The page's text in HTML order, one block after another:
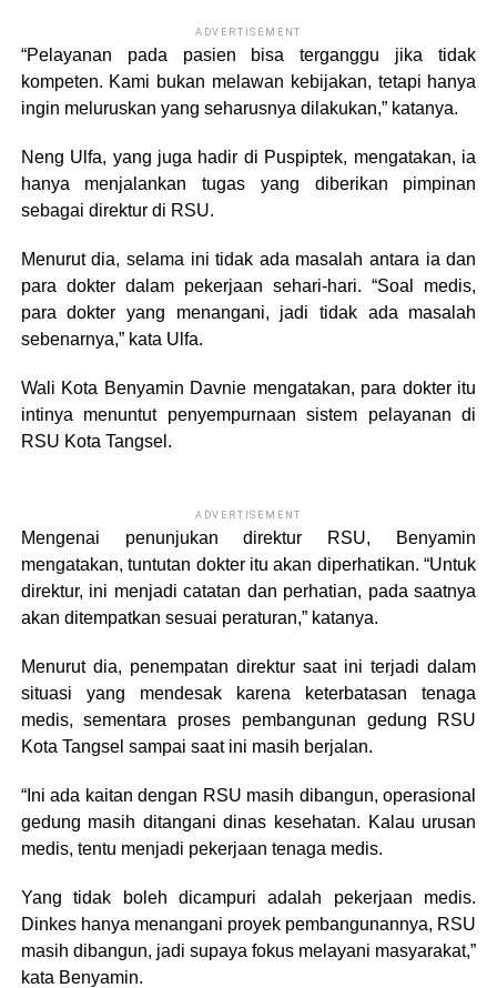
ADVERTISEMENT
“Pelayanan pada pasien bisa terganggu jika tidak
kompeten. Kami bukan melawan kebijakan, tetapi hanya
ingin meluruskan yang seharusnya dilakukan,” katanya.
Neng Ulfa, yang juga hadir di Puspiptek, mengatakan, ia
hanya menjalankan tugas yang diberikan pimpinan
sebagai direktur di RSU.
Menurut dia, selama ini tidak ada masalah antara ia dan
para dokter dalam pekerjaan sehari-hari. “Soal medis,
para dokter yang menangani, jadi tidak ada masalah
sebenarnya,” kata Ulfa.
Wali Kota Benyamin Davnie mengatakan, para dokter itu
intinya menuntut penyempurnaan sistem pelayanan di
RSU Kota Tangsel.
ADVERTISEMENT
Mengenai penunjukan direktur RSU, Benyamin
mengatakan, tuntutan dokter itu akan diperhatikan. “Untuk
direktur, ini menjadi catatan dan perhatian, pada saatnya
akan ditempatkan sesuai peraturan,” katanya.
Menurut dia, penempatan direktur saat ini terjadi dalam
situasi yang mendesak karena keterbatasan tenaga
medis, sementara proses pembangunan gedung RSU
Kota Tangsel sampai saat ini masih berjalan.
“Ini ada kaitan dengan RSU masih dibangun, operasional
gedung masih ditangani dinas kesehatan. Kalau urusan
medis, tentu menjadi pekerjaan tenaga medis.
Yang tidak boleh dicampuri adalah pekerjaan medis.
Dinkes hanya menangani proyek pembangunannya, RSU
masih dibangun, jadi supaya fokus melayani masyarakat,”
kata Benyamin.